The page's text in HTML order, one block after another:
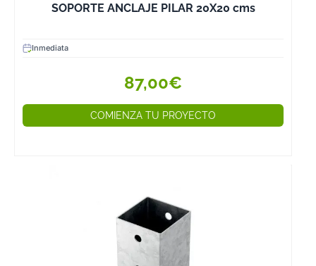
SOPORTE ANCLAJE PILAR 20X20 cms
Inmediata
87,00€
COMIENZA TU PROYECTO